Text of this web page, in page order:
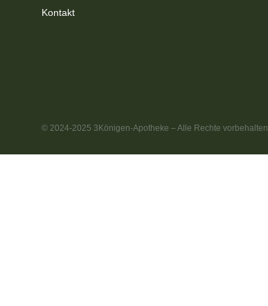
Kontakt
© 2024-2025 3Königen-Apotheke – Alle Rechte vorbehalten